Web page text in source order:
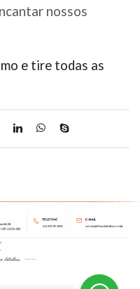
nossos
e tire todas as